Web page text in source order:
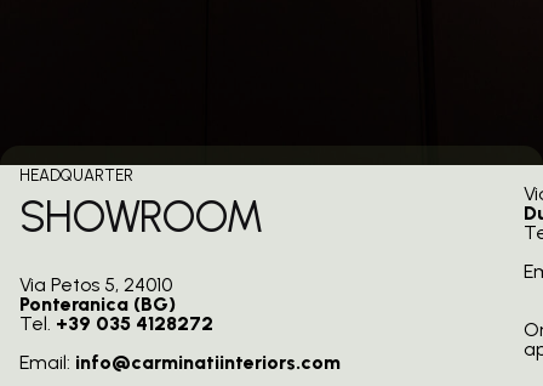
HEADQUARTER
SHOWROOM
Via Petos 5, 24010
Ponteranica (BG)
Tel. +39 035 4128272
Email: info@carminatiinteriors.com